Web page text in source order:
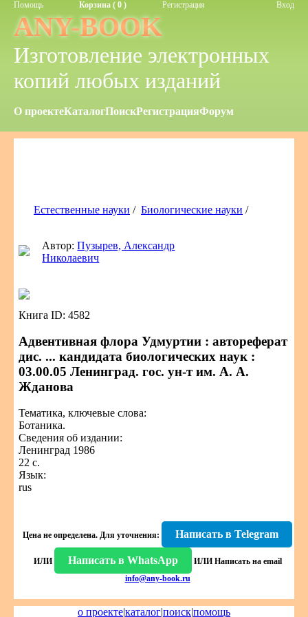
Помощь Корзина ( 0 ) Регистрация Вход
ANY-BOOK
Изготовление электронных
копий любых изданий
О проектеКаталогПоискРегистрацияФорум
Естественные науки / Биологические науки /
Автор:Пузырев, Александр
Николаевич
Книга ID: 4582
Адвентивная флора Удмуртии : автореферат
дис. ... кандидата биологических наук :
03.00.05 Ленинград. гос. ун-т им. А. А.
Жданова
Тематика, ключевые слова:
Ботаника.
Сведения об издании:
Ленинград 1986
22 с.
Язык:
rus
Цена не определена. Для уточнения: Написать в Telegram
ИЛИ Написать в WhatsApp ИЛИ Написать на email
info@any-book.ru
о проекте|каталог|поиск|помощь